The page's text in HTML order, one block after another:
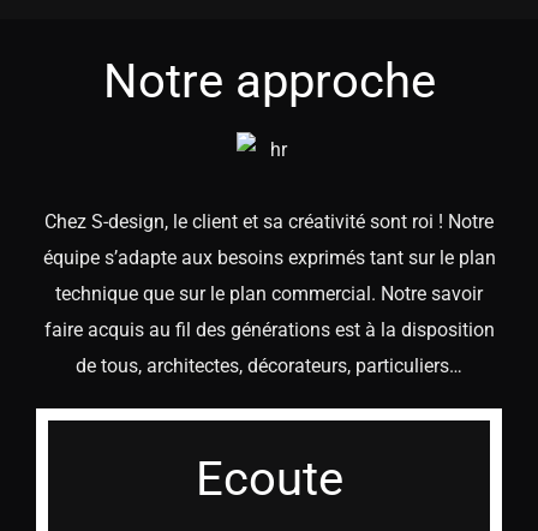
Notre approche
Chez S-design, le client et sa créativité sont roi ! Notre
équipe s’adapte aux besoins exprimés tant sur le plan
technique que sur le plan commercial. Notre savoir
faire acquis au fil des générations est à la disposition
de tous, architectes, décorateurs, particuliers…
Ecoute
ECOUTE